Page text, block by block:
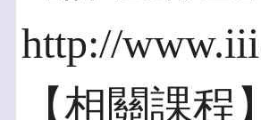
http://
【相關課程】